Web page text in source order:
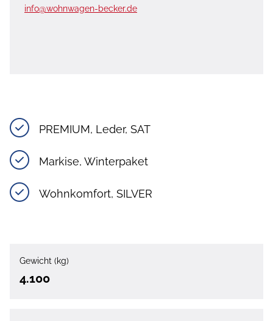
info@wohnwagen-becker.de
PREMIUM, Leder, SAT
Markise, Winterpaket
Wohnkomfort, SILVER
Gewicht (kg)
4.100